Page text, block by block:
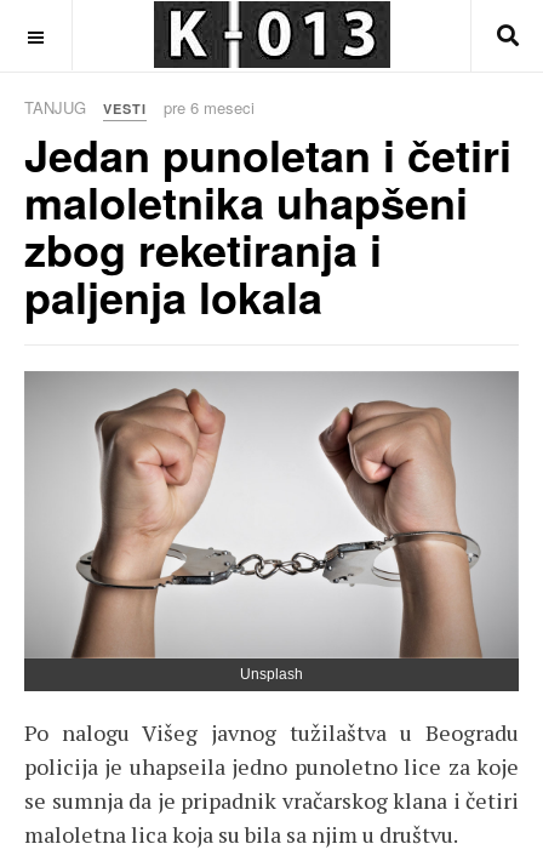
TANJUG VESTI pre 6 meseci
Jedan punoletan i četiri
maloletnika uhapšeni
zbog reketiranja i
paljenja lokala
Unsplash
Po nalogu Višeg javnog tužilaštva u Beogradu
policija je uhapseila jedno punoletno lice za koje
se sumnja da je pripadnik vračarskog klana i četiri
maloletna lica koja su bila sa njim u društvu.